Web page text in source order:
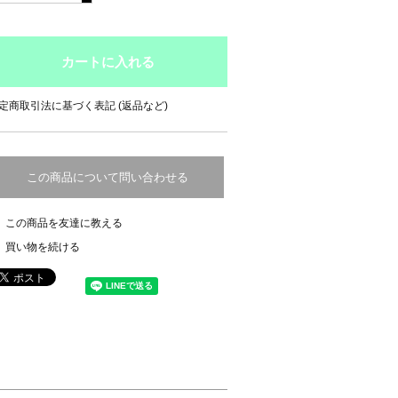
商取引法に基づく表記 (返品など)
この商品について問い合わせる
この商品を友達に教える
買い物を続ける